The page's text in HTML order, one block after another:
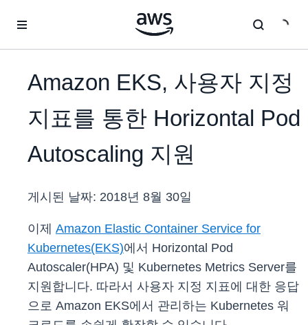
Amazon EKS, 사용자 지정
지표를 통한 Horizontal Pod
Autoscaling 지원
게시된 날짜: 2018년 8월 30일
이제 Amazon Elastic Container Service for
Kubernetes(EKS)에서 Horizontal Pod
Autoscaler(HPA) 및 Kubernetes Metrics Server를
지원합니다. 따라서 사용자 지정 지표에 대한 응답
으로 Amazon EKS에서 관리하는 Kubernetes 워